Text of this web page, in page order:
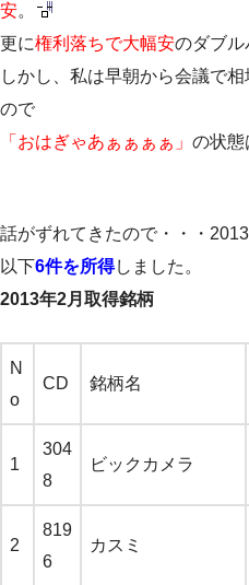
安。
更に権利落ちで大幅安のダブル
しかし、私は早朝から会議で
ので
「おはぎゃあぁぁぁぁ」 の状態
話がずれてきたので・・・
以下6件を所得しました。
2013年2月取得銘柄
N
o
CD 銘柄名
1
304
8
ビックカメラ
2
819
6
カスミ